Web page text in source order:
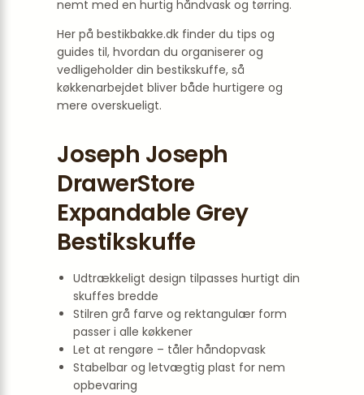
nemt med en hurtig håndvask og tørring.
Her på bestikbakke.dk finder du tips og
guides til, hvordan du organiserer og
vedligeholder din bestikskuffe, så
køkkenarbejdet bliver både hurtigere og
mere overskueligt.
Joseph Joseph
DrawerStore
Expandable Grey
Bestikskuffe
Udtrækkeligt design tilpasses hurtigt din
skuffes bredde
Stilren grå farve og rektangulær form
passer i alle køkkener
Let at rengøre – tåler håndopvask
Stabelbar og letvægtig plast for nem
opbevaring